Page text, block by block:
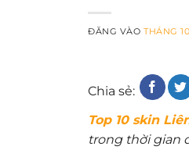
ĐĂNG VÀOTHÁNG
Chia sẻ:
Top 10 skin
trong thời gian